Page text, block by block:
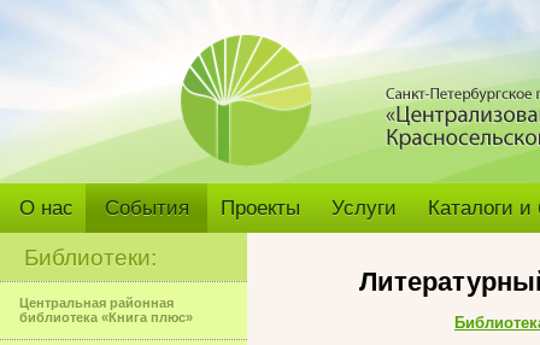
О нас События Проекты Услуги Каталоги
Библиотеки:
Центральная районная
библиотека «Книга плюс»